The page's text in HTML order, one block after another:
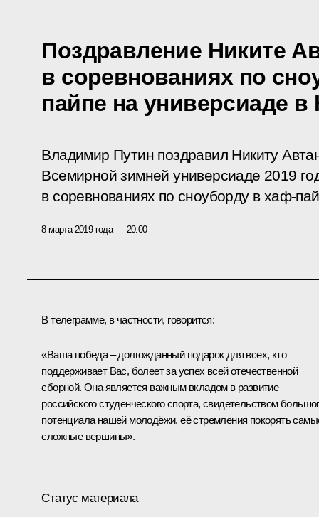
Поздравление Никите
в соревнованиях по
пайпе на универсиаде в
Владимир Путин поздравил Никиту
Всемирной зимней универсиаде 2019
в соревнованиях по сноуборду в хаф-
8 марта 2019 года 20:00
В телеграмме, в частности, говорится:
«Ваша победа – долгожданный подарок для всех, кто
поддерживает Вас, болеет за успех всей отечественной
сборной. Она является важным вкладом в развитие
российского студенческого спорта, свидетельством
потенциала нашей молодёжи, её стремления покорять
сложные вершины».
Статус материала